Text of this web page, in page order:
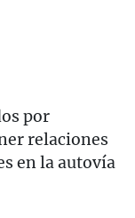
por
relaciones
en la autovía